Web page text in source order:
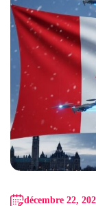
décembre 22,